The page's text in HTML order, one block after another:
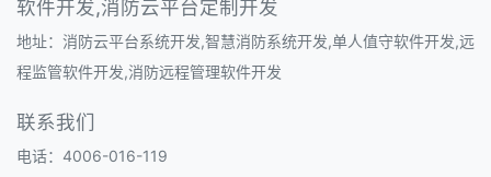
软件开发,消防云平台定制开发
地址：消防云平台系统开发,智慧消防系统开发,单人值守软件开发,远
程监管软件开发,消防远程管理软件开发
联系我们
电话：4006-016-119